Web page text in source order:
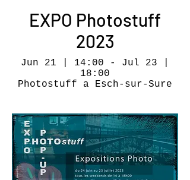
EXPO Photostuff
2023
Jun 21 | 14:00 - Jul 23 |
18:00
Photostuff a Esch-sur-Sure